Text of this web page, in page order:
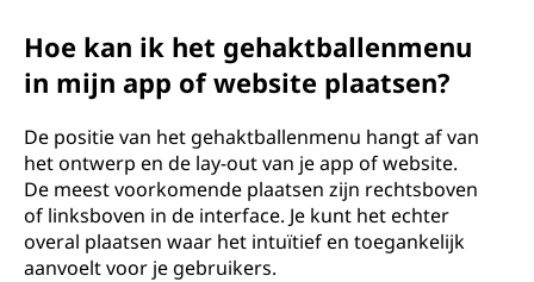
Hoe kan ik het gehaktballenmenu
in mijn app of website plaatsen?
De positie van het gehaktballenmenu hangt af van
het ontwerp en de lay-out van je app of website.
De meest voorkomende plaatsen zijn rechtsboven
of linksboven in de interface. Je kunt het echter
overal plaatsen waar het intuïtief en toegankelijk
aanvoelt voor je gebruikers.